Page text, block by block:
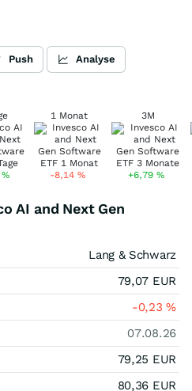
Push Analyse
%
1 Monat
-8,14%
3M
+6,79 %
AI and Next Gen
Lang & Schwarz
79,07 EUR
-0,23%
07.08.26
79,25 EUR
80,36 EUR